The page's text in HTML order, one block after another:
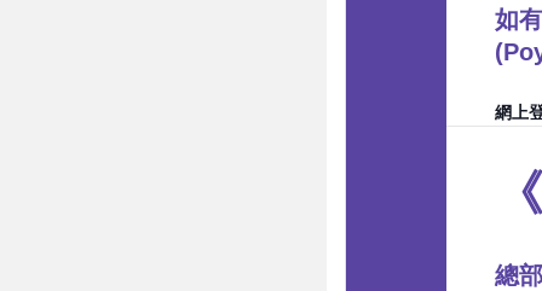
如
網上
總